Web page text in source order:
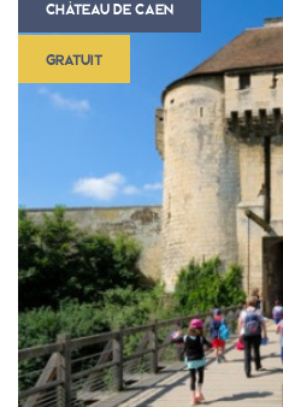
CHÂTEAU DE CAEN
GRATUIT